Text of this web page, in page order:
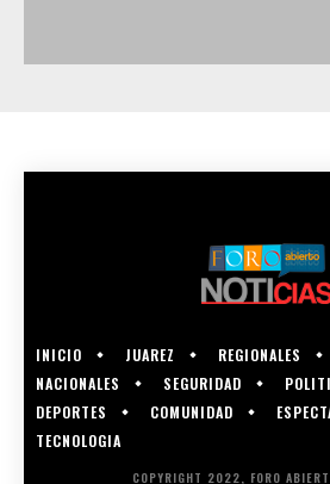
INICIO JUAREZ REGIONALES
NACIONALES
SEGURIDAD
DEPORTES
COMUNIDAD
TECNOLOGIA
COPYRIGHT 2022, FORO